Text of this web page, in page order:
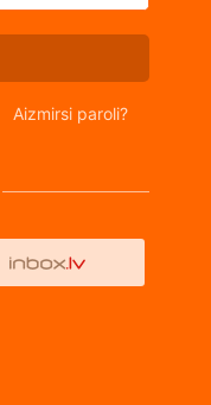
Aizmirsi paroli?